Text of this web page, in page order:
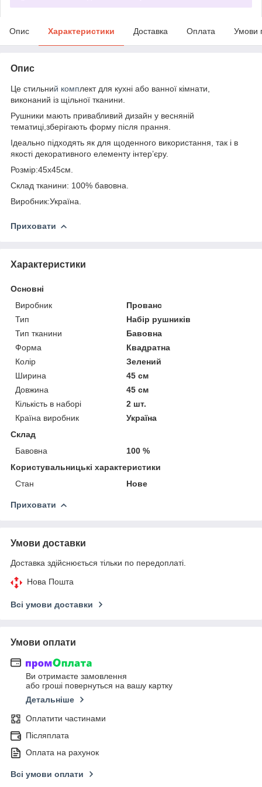
Опис Характеристики Доставка Оплата Умови
Опис
Це стильний комплект для кухні або ванної кімнати,
виконаний із щільної тканини.
Рушники мають привабливий дизайн у весняній
тематиці,зберігають форму після прання.
Ідеально підходять як для щоденного використання, так і в
якості декоративного елементу інтер’єру.
Розмір:45х45см.
Склад тканини: 100% бавовна.
Виробник:Україна.
Приховати
Характеристики
Основні
Виробник
Прованс
Тип
Набір рушників
Тип тканини
Бавовна
Форма
Квадратна
Колір
Зелений
Ширина
45 см
Довжина
45 см
Кількість в наборі
2 шт.
Країна виробник
Україна
Склад
Бавовна
100 %
Користувальницькі характеристики
Стан
Нове
Приховати
Умови доставки
Доставка здійснюється тільки по передоплаті.
Нова Пошта
Всі умови доставки
Умови оплати
Ви отримаєте замовлення
або гроші повернуться на вашу картку
Детальніше
Оплатити частинами
Післяплата
Оплата на рахунок
Всі умови оплати